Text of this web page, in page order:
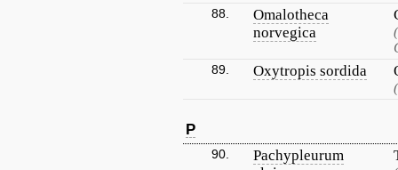
88.
Omalotheca
norvegica
89. Oxytropis sordida
P
90.
Pachypleurum